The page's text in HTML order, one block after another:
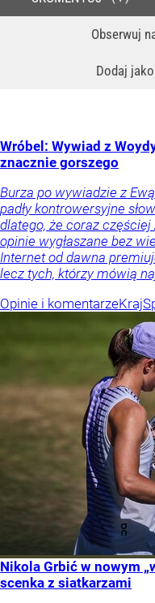
Obserwuj
Dodaj jako
Wróbel: Wywiad z
znacznie gorszego
Burza po wywiadzie z
padły kontrowersyjne
dlatego, że coraz
opinie wygłaszane bez
Internet od dawna
lecz tych, którzy mówią
Opinie i komentarzeKraj
Nikola Grbić w nowym
scenka z siatkarzami